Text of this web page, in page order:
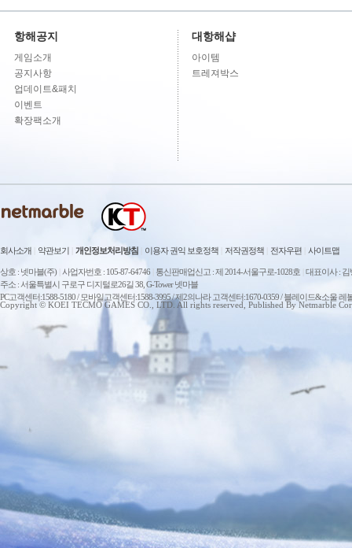
항해공지
게임소개
공지사항
업데이트&패치
이벤트
확장팩소개
대항해샵
아이템
트레져박스
회사소개 약관보기 개인정보처리방침 이용자 권익 보호정책 저작권정책 전자우편 사이트맵
상호 : 넷마블(주) 사업자번호 : 105-87-64746 통신판매업신고 : 제 2014-서울구로-1028호 대표이사 : 김
주소 : 서울특별시 구로구 디지털로26길 38, G-Tower 넷마블
PC고객센터:1588-5180 / 모바일고객센터:1588-3995 / 제2의나라 고객센터:1670-0359 / 블레이드&소울
Copyright © KOEI TECMO GAMES CO., LTD. All rights reserved, Published By Netmarble